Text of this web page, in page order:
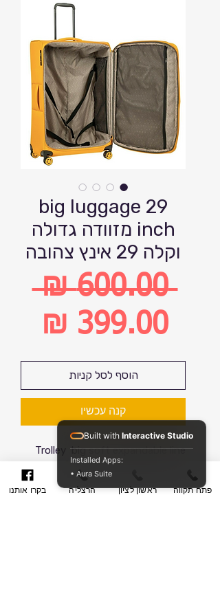
big luggage 29
inch מזוודה גדולה
וקלה 29 אינץ צהובה
‏600.00 ‏₪
מחיר
רגיל
‏399.00 ‏₪
מחיר
מבצע
הוסף לסל קניות
קנה עכשיו
Trolley big soft expandable line
B|Y 78cm, model 4 wheels,
telescopic handle, closure withבקרו אותנו הרצליה ראשון לציון פתח תקווה
Built with Interactive Studio
Installed Apps:
• Aura Suite